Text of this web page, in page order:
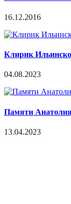
16.12.2016
Клирик
04.08.2023
Памяти
13.04.2023